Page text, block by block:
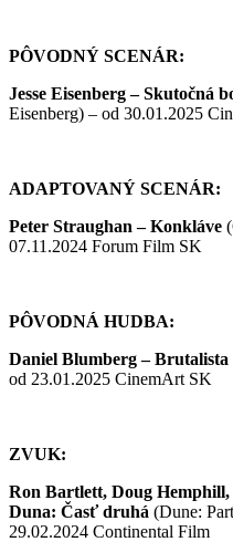
PÔVODNÝ SCENÁR:
Jesse Eisenberg –Skutočná
Eisenberg) – od 30.01.2025
ADAPTOVANÝ SCENÁR:
Peter Straughan –Konkláve
07.11.2024 Forum Film SK
PÔVODNÁ HUDBA:
Daniel Blumberg –Brutalista
od 23.01.2025 CinemArt SK
ZVUK:
Ron Bartlett, Doug
Duna: Časť druhá (Dune:
29.02.2024 Continental Film